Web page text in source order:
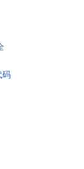
码